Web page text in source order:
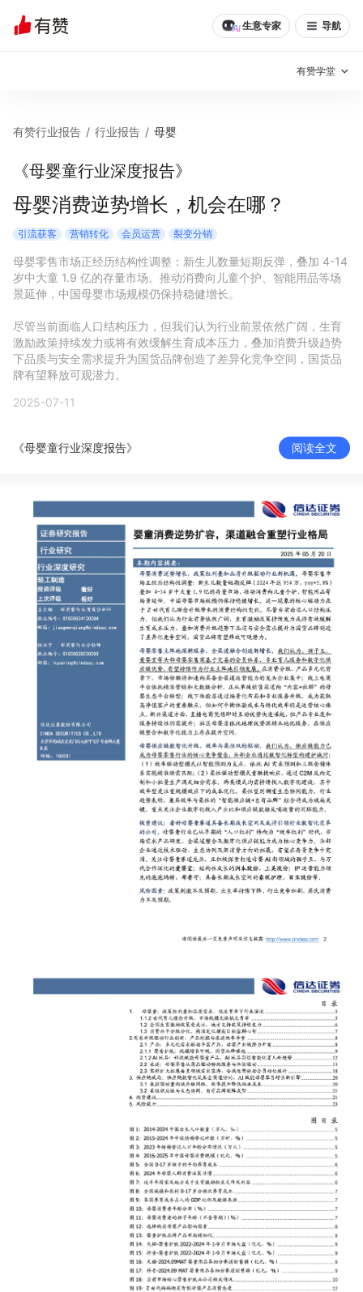
生意专家 导航
有赞学堂
有赞说增长
私域日历
有赞说案例拆解 有赞专家说
有赞成功案例 新零售最佳实践
面对面聊增长
新零售大会 新零售茶会
新零售私享会
增长产品指南
产品更新动态 帮助中心
行业洞察
品牌消费观 行业报告
新零售资讯
私域课程 新零售内参
增长俱乐部
有赞商盟
社群交流
有赞云 数据通服务
有赞行业报告 / 行业报告 / 母婴
《母婴童行业深度报告》
母婴消费逆势增长，机会在哪？
引流获客 营销转化 会员运营 裂变分销
母婴零售市场正经历结构性调整：新生儿数量短期反弹，叠加 4-14
岁中大童 1.9 亿的存量市场。推动消费向儿童个护、智能用品等场
景延伸，中国母婴市场规模仍保持稳健增长。
尽管当前面临人口结构压力，但我们认为行业前景依然广阔，生育
激励政策持续发力或将有效缓解生育成本压力，叠加消费升级趋势
下品质与安全需求提升为国货品牌创造了差异化竞争空间，国货品
牌有望释放可观潜力。
2025-07-11
《母婴童行业深度报告》 阅读全文